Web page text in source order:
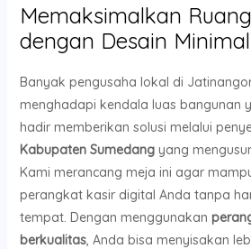
Memaksimalkan
dengan Desain
Banyak pengusaha lokal di
menghadapi kendala luas bangunan
hadir memberikan solusi melalui
Kabupaten Sumedangyang
Kami merancang meja ini agar
perangkat kasir digital Anda tanpa
tempat. Dengan menggunakan
berkualitas, Anda bisa menyisakan